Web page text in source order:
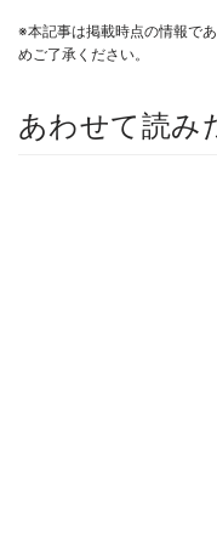
※本記事は掲載時点の情報で
めご了承ください。
あわせて読み